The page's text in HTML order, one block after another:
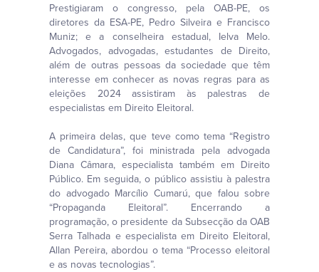
Prestigiaram o congresso, pela OAB-PE, os
diretores da ESA-PE, Pedro Silveira e Francisco
Muniz; e a conselheira estadual, Ielva Melo.
Advogados, advogadas, estudantes de Direito,
além de outras pessoas da sociedade que têm
interesse em conhecer as novas regras para as
eleições 2024 assistiram às palestras de
especialistas em Direito Eleitoral.
A primeira delas, que teve como tema “Registro
de Candidatura”, foi ministrada pela advogada
Diana Câmara, especialista também em Direito
Público. Em seguida, o público assistiu à palestra
do advogado Marcílio Cumarú, que falou sobre
“Propaganda Eleitoral”. Encerrando a
programação, o presidente da Subsecção da OAB
Serra Talhada e especialista em Direito Eleitoral,
Allan Pereira, abordou o tema “Processo eleitoral
e as novas tecnologias”.